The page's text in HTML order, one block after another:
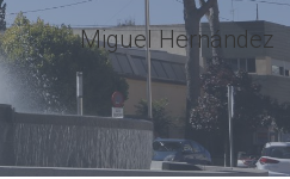
Miguel Hernández